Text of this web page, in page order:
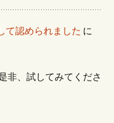
て認められました に
非、試してみてくださ